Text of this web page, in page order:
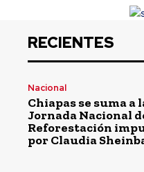
RECIENTES
Nacional
Chiapas se suma a
Jornada Nacional
Reforestación
por Claudia